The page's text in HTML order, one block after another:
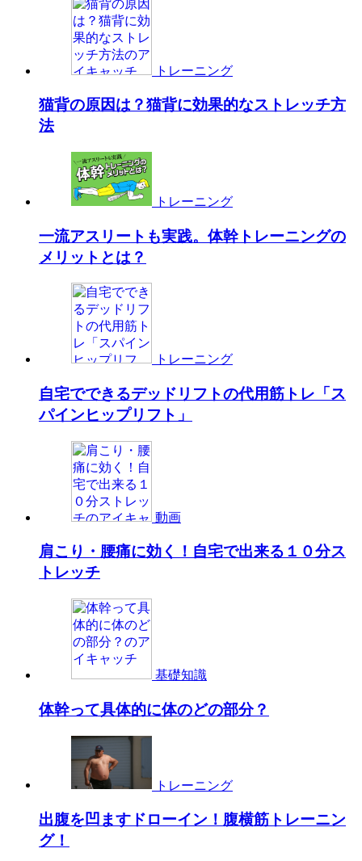
トレーニング
猫背の原因は？猫背に効果的なストレッチ方
法
トレーニング
一流アスリートも実践。体幹トレーニングの
メリットとは？
トレーニング
自宅でできるデッドリフトの代用筋トレ「ス
パインヒップリフト」
動画
肩こり・腰痛に効く！自宅で出来る１０分ス
トレッチ
基礎知識
体幹って具体的に体のどの部分？
トレーニング
出腹を凹ますドローイン！腹横筋トレーニン
グ！